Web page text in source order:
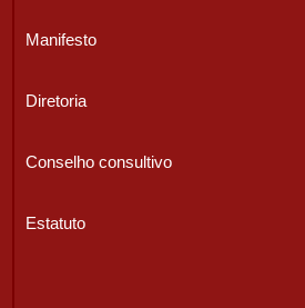
Manifesto
Diretoria
Conselho consultivo
Estatuto